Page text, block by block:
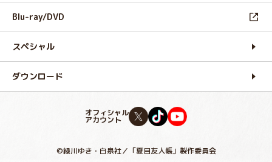
Blu-ray/DVD
スペシャル
ダウンロード
オフィシャル
アカウント
©緑川ゆき・白泉社／「夏目友人帳」製作委員会